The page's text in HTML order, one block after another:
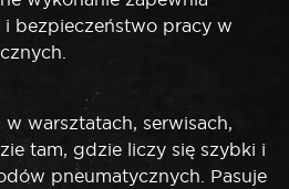
i bezpieczeństwo pracy w
warsztatach, serwisach,
tam, gdzie liczy się szybki i
pneumatycznych. Pasuje